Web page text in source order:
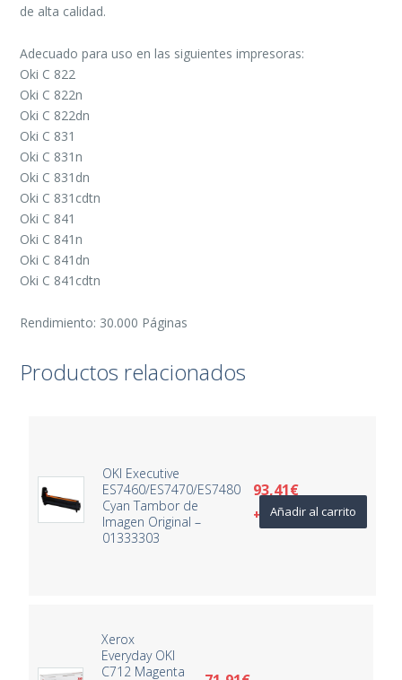
de alta calidad.
Adecuado para uso en las siguientes impresoras:
Oki C 822
Oki C 822n
Oki C 822dn
Oki C 831
Oki C 831n
Oki C 831dn
Oki C 831cdtn
Oki C 841
Oki C 841n
Oki C 841dn
Oki C 841cdtn
Rendimiento: 30.000 Páginas
Productos relacionados
OKI Executive
ES7460/ES7470/ES7480
Cyan Tambor de
Imagen Original –
01333303
93,41€
+ IVAAñadir al carrito
Xerox
Everyday OKI
C712 Magenta